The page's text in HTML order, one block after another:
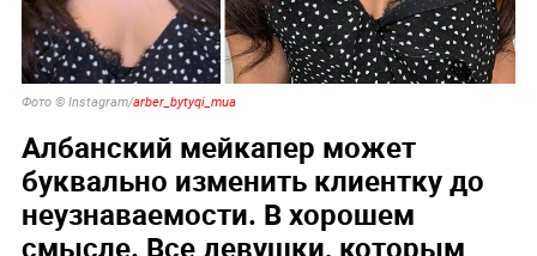
Фото © Instagram/arber_bytyqi_mua
Албанский мейкапер может
буквально изменить клиентку до
неузнаваемости. В хорошем
смысле. Все девушки, которым